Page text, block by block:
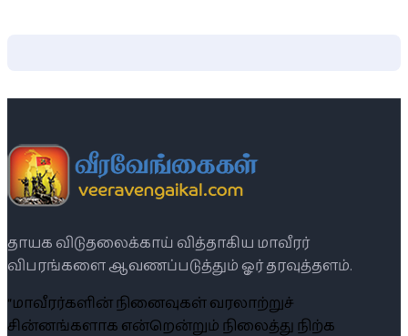
தாயக விடுதலைக்காய் வித்தாகிய மாவீரர்
விபரங்களை ஆவணப்படுத்தும் ஓர் தரவுத்தளம்.
“மாவீரர்களின் நினைவுகள் வரலாற்றுச்
சின்னங்களாக என்றென்றும் நிலைத்து நிற்க